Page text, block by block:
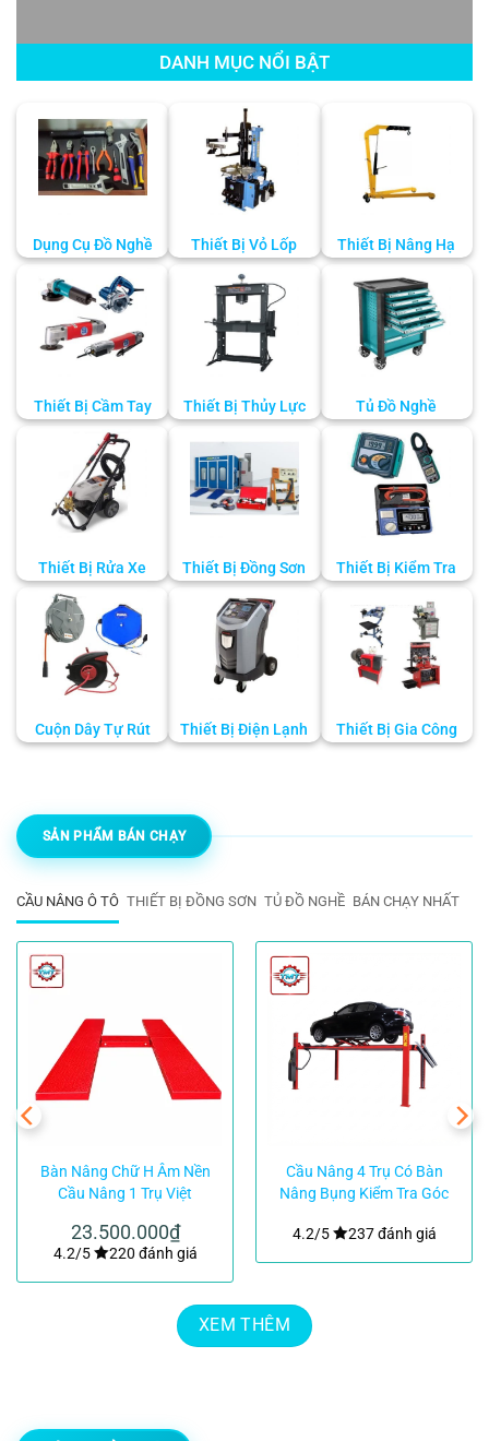
DANH MỤC NỔI BẬT
Dụng Cụ Đồ Nghề Thiết Bị Vỏ Lốp Thiết Bị Nâng Hạ
Thiết Bị Cầm Tay Thiết Bị Thủy Lực Tủ Đồ Nghề
Thiết Bị Rửa Xe Thiết Bị Đồng Sơn Thiết Bị Kiểm Tra
Cuộn Dây Tự Rút Thiết Bị Điện Lạnh Thiết Bị Gia Công
SẢN PHẨM BÁN CHẠY
CẦU NÂNG Ô TÔ THIẾT BỊ ĐỒNG SƠN TỦ ĐỒ NGHỀ BÁN CHẠY NHẤT
Bàn Nâng Chữ H Âm Nền
Cầu Nâng 1 Trụ Việt
23.500.000₫
4.2/5 220 đánh giá
Cầu Nâng 4 Trụ Có Bàn
Nâng Bụng Kiểm Tra Góc
4.2/5
237 đánh giá
XEM THÊM